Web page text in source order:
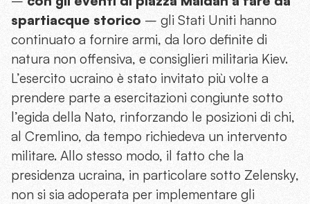
spartiacque storico – gli Stati Uniti hanno
continuato a fornire armi, da loro definite di
natura non offensiva, e consiglieri militaria Kiev.
L’esercito ucraino è stato invitato più volte a
prendere parte a esercitazioni congiunte sotto
l’egida della Nato, rinforzando le posizioni di chi,
al Cremlino, da tempo richiedeva un intervento
militare. Allo stesso modo, il fatto che la
presidenza ucraina, in particolare sotto Zelensky,
non si sia adoperata per implementare gli